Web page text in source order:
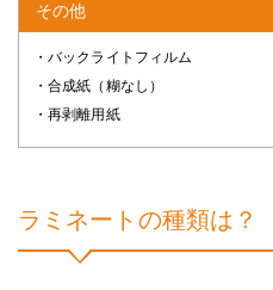
その他
・バックライトフィルム
・合成紙（糊なし）
・再剥離用紙
ラミネートの種類は？